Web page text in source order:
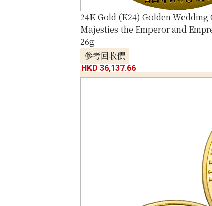
24K Gold (K24) Golden
Majesties the Emperor and
26g
參考回收價
HKD 36,137.66